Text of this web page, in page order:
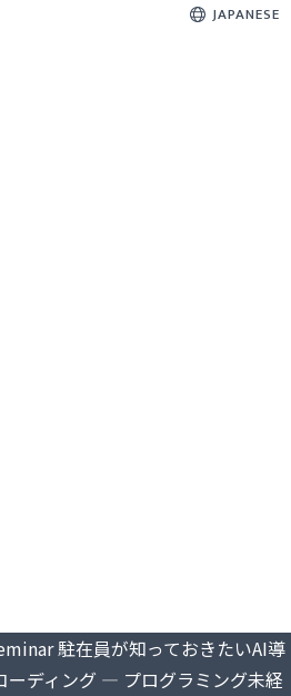
JAPANESE
駐在員が知っておきたいAI導
ーディング ― プログラミング未経